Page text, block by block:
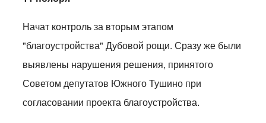
Начат контроль за вторым этапом
"благоустройства" Дубовой рощи. Сразу же были
выявлены нарушения решения, принятого
Советом депутатов Южного Тушино при
согласовании проекта благоустройства.